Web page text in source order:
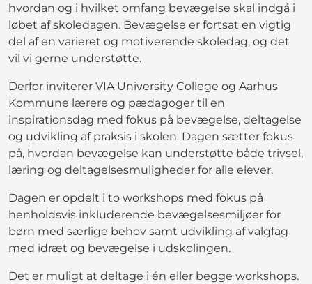
hvordan og i hvilket omfang bevægelse skal indgå i
løbet af skoledagen. Bevægelse er fortsat en vigtig
del af en varieret og motiverende skoledag, og det
vil vi gerne understøtte.
Derfor inviterer VIA University College og Aarhus
Kommune lærere og pædagoger til en
inspirationsdag med fokus på bevægelse, deltagelse
og udvikling af praksis i skolen. Dagen sætter fokus
på, hvordan bevægelse kan understøtte både trivsel,
læring og deltagelsesmuligheder for alle elever.
Dagen er opdelt i to workshops med fokus på
henholdsvis inkluderende bevægelsesmiljøer for
børn med særlige behov samt udvikling af valgfag
med idræt og bevægelse i udskolingen.
Det er muligt at deltage i én eller begge workshops.